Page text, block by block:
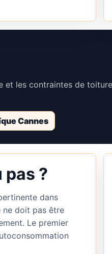
et les contraintes de
Cannes
pas ?
dans
ne doit pas être
Le premier